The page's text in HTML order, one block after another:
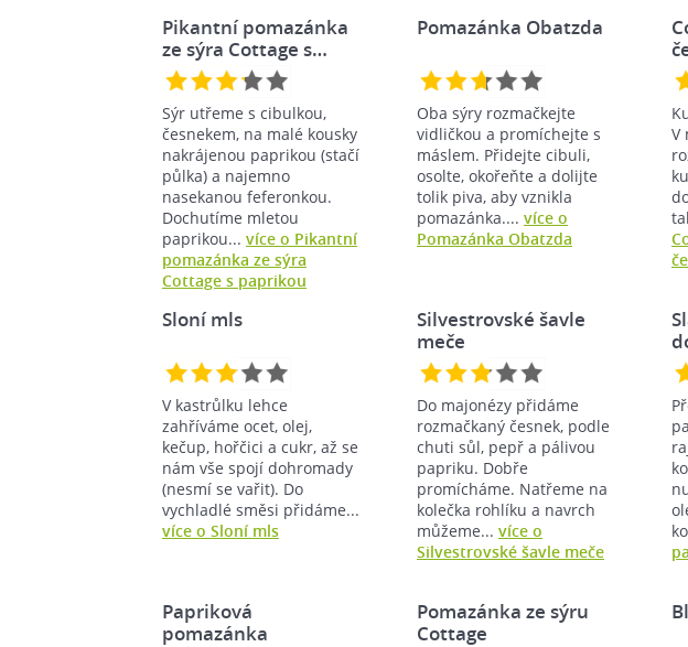
Pikantní pomazánka
ze sýra Cottage s…
Sýr utřeme s cibulkou,
česnekem, na malé kousky
nakrájenou paprikou (stačí
půlka) a najemno
nasekanou feferonkou.
Dochutíme mletou
paprikou... více o Pikantní
pomazánka ze sýra
Cottage s paprikou
Pomazánka Obatzda
Oba sýry rozmačkejte
vidličkou a promíchejte s
máslem. Přidejte cibuli,
osolte, okořeňte a dolijte
tolik piva, aby vznikla
pomazánka.... více o
Pomazánka Obatzda
V
Sloní mls
V kastrůlku lehce
zahříváme ocet, olej,
kečup, hořčici a cukr, až se
nám vše spojí dohromady
(nesmí se vařit). Do
vychladlé směsi přidáme...
více o Sloní mls
Silvestrovské šavle
meče
Do majonézy přidáme
rozmačkaný česnek, podle
chuti sůl, pepř a pálivou
papriku. Dobře
promícháme. Natřeme na
kolečka rohlíku a navrch
můžeme... více o
Silvestrovské šavle meče
Papriková
pomazánka
Pomazánka ze sýru
Cottage